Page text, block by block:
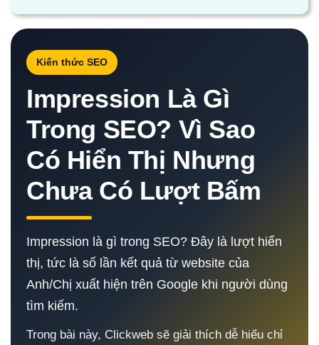
Kiến thức SEO
Impression Là Gì
Trong SEO? Vì Sao
Có Hiển Thị Nhưng
Chưa Có Lượt Bấm
Impression là gì trong SEO? Đây là lượt hiển
thị, tức là số lần kết quả từ website của
Anh/Chị xuất hiện trên Google khi người dùng
tìm kiếm.
Trong bài này, Clickweb sẽ giải thích dễ hiểu chỉ